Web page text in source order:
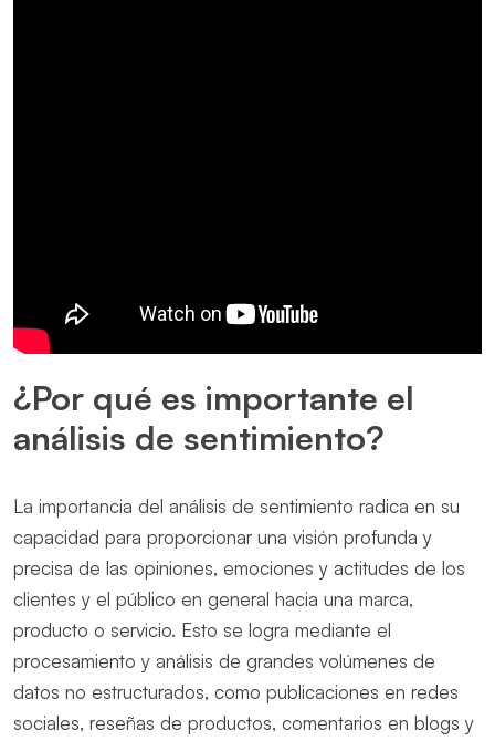
¿Por qué es importante el
análisis de sentimiento?
La importancia del análisis de sentimiento radica en su
capacidad para proporcionar una visión profunda y
precisa de las opiniones, emociones y actitudes de los
clientes y el público en general hacia una marca,
producto o servicio. Esto se logra mediante el
procesamiento y análisis de grandes volúmenes de
datos no estructurados, como publicaciones en redes
sociales, reseñas de productos, comentarios en blogs y